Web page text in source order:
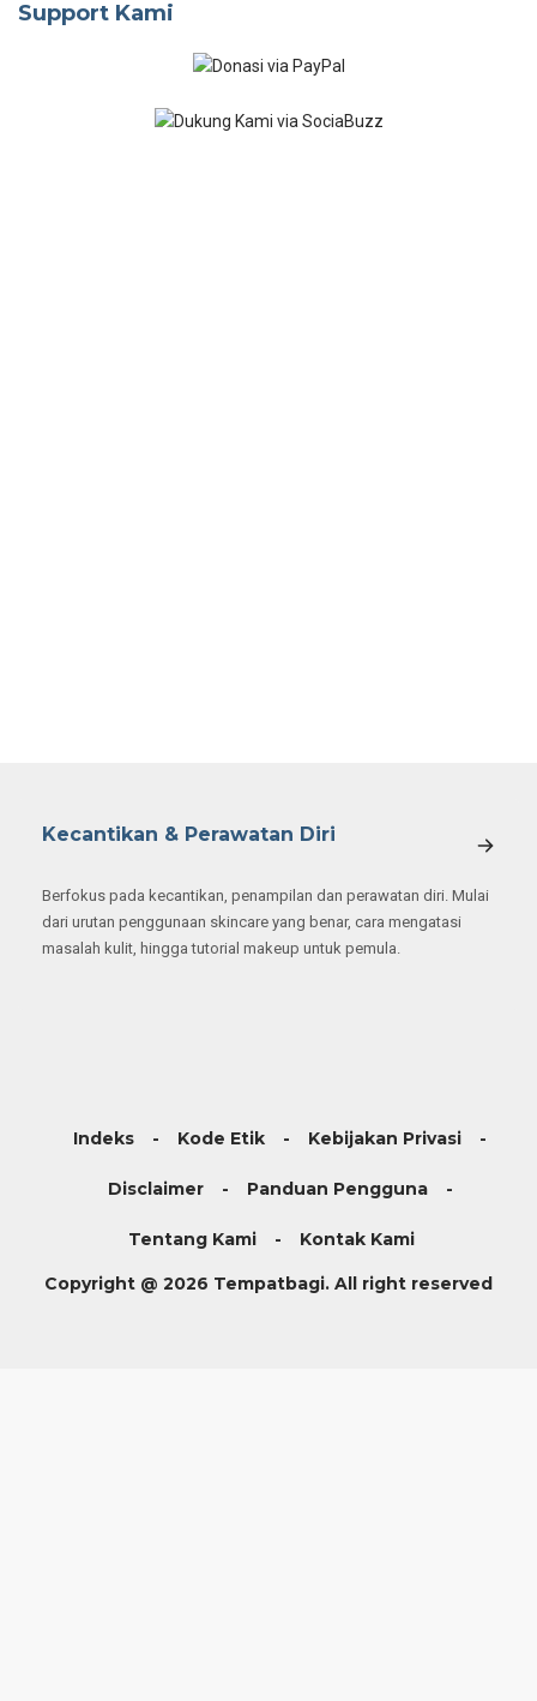
Support Kami
Kecantikan & Perawatan Diri
Berfokus pada kecantikan, penampilan dan perawatan diri. Mulai
dari urutan penggunaan skincare yang benar, cara mengatasi
masalah kulit, hingga tutorial makeup untuk pemula.
Indeks Kode Etik Kebijakan Privasi
Disclaimer Panduan Pengguna
Tentang Kami Kontak Kami
Copyright @ 2026 Tempatbagi. All right reserved